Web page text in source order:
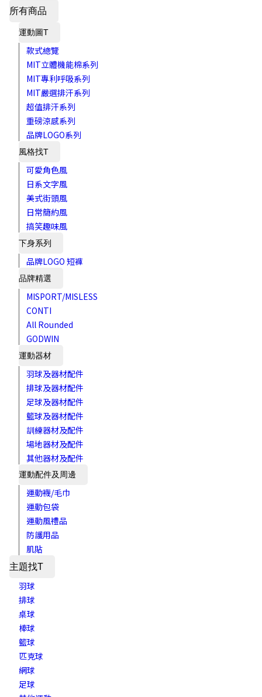
所有商品
運動圖T
款式總覽
MIT立體機能棉系列
MIT專利呼吸系列
MIT嚴選排汗系列
超值排汗系列
重磅涼感系列
品牌LOGO系列
風格找T
可愛角色風
日系文字風
美式街頭風
日常簡約風
搞笑趣味風
下身系列
品牌LOGO 短褲
品牌精選
MISPORT/MISLESS
CONTI
All Rounded
GODWIN
運動器材
羽球及器材配件
排球及器材配件
足球及器材配件
籃球及器材配件
訓練器材及配件
場地器材及配件
其他器材及配件
運動配件及周邊
運動襪/毛巾
運動包袋
運動風禮品
防護用品
肌貼
主題找T
羽球
排球
桌球
棒球
籃球
匹克球
網球
足球